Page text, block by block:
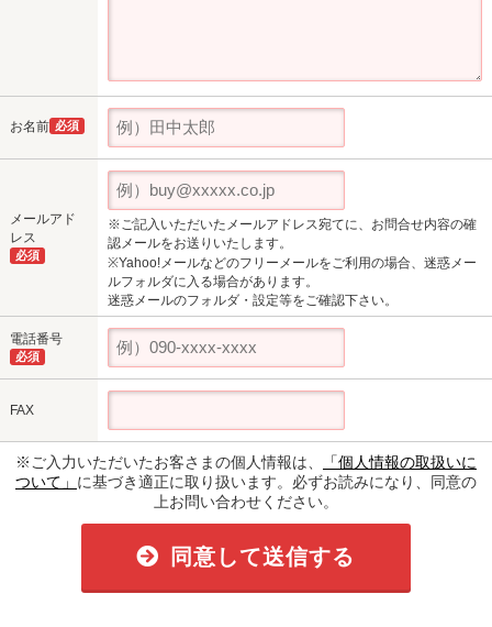
お名前 必須
メールアド
レス
必須
※ご記入いただいたメールアドレス宛てに、お問合せ内容の確
認メールをお送りいたします。
※Yahoo!メールなどのフリーメールをご利用の場合、迷惑メー
ルフォルダに入る場合があります。
迷惑メールのフォルダ・設定等をご確認下さい。
電話番号
必須
FAX
※ご入力いただいたお客さまの個人情報は、
「個人情報の取扱いに
ついて」 に基づき適正に取り扱います。必ずお読みになり、同意の
上お問い合わせください。
同意して送信する